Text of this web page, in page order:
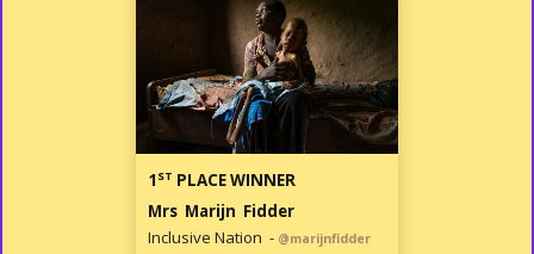
1 ST PLACE WINNER
Mrs Marijn Fidder
Inclusive Nation - @marijnfidder